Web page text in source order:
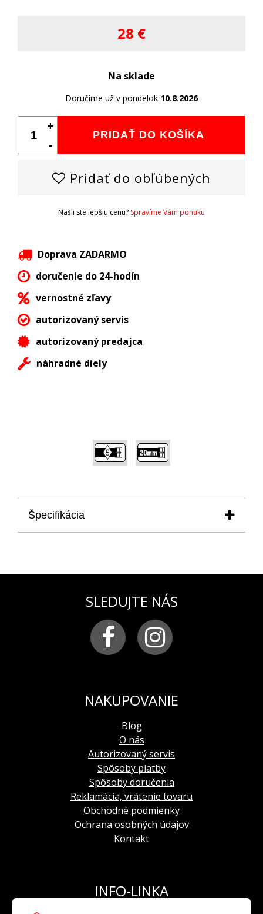
28 €
Na sklade
Doručíme už v pondelok 10.8.2026
PRIDAŤ DO KOŠÍKA
+
-
Pridať do obľúbených
Našli ste lepšiu cenu? Spravíme Vám ponuku
Doprava ZADARMO
doručenie do 24-hodín
vernostné zľavy
autorizovaný servis
autorizovaný predajca
náhradné diely
Špecifikácia
radu Rocket N-1 lady
biela
chirurgická oceľ v pozlátenej PVD úprave
s logom VOSTOK-EUROPE
šírka remienka: 20 mm
remienkom jej hodinky budú každý deň vyzerať
SLEDUJTE NÁS
NAKUPOVANIE
Blog
O nás
Autorizovaný servis
Spôsoby platby
Spôsoby doručenia
Reklamácia, vrátenie tovaru
Obchodné podmienky
Ochrana osobných údajov
Kontakt
INFO-LINKA